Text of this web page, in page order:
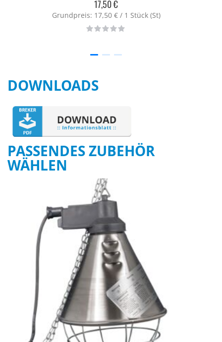
17,50 €
Grundpreis: 17,50 € / 1 Stück (St)
Rating:
0%
DOWNLOADS
PASSENDES ZUBEHÖR
WÄHLEN